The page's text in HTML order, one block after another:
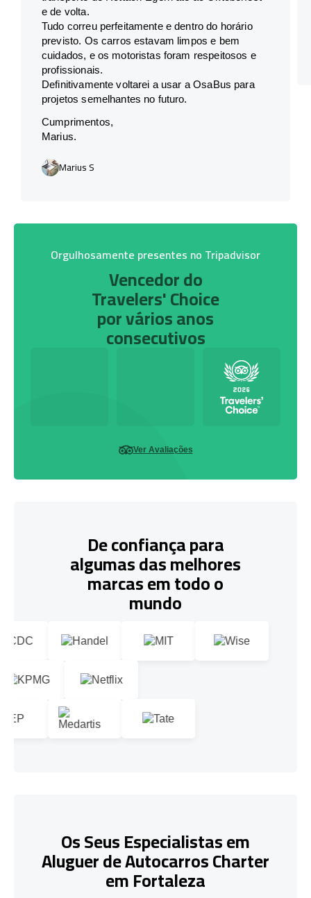
e de volta.
Tudo correu perfeitamente e dentro do horário
previsto. Os carros estavam limpos e bem
cuidados, e os motoristas foram respeitosos e
profissionais.
Definitivamente voltarei a usar a OsaBus para
projetos semelhantes no futuro.
Cumprimentos,
Marius.
Marius S
Orgulhosamente presentes no Tripadvisor
Vencedor do
Travelers' Choice
por vários anos
consecutivos
Ver Avaliações
De confiança para
algumas das melhores
marcas em todo o
mundo
Os Seus Especialistas em
Aluguer de Autocarros Charter
em Fortaleza